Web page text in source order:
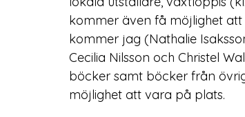
kommer även få möjlighet
kommer jag (Nathalie
Cecilia Nilsson och Christel
böcker samt böcker från
möjlighet att vara på plats.